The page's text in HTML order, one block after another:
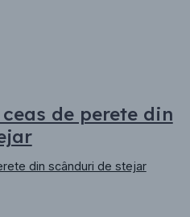
de perete din
din scânduri de stejar